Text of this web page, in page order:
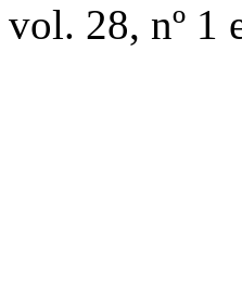
vol. 28, nº 1